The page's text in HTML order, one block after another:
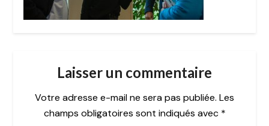
Laisser un commentaire
Votre adresse e-mail ne sera pas publiée. Les
champs obligatoires sont indiqués avec *